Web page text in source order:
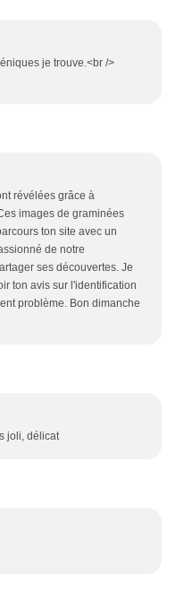
je trouve.<br />
révélées grâce à
images de graminées
ton site avec un
de notre
ses découvertes. Je
ton avis sur l'identification
problème. Bon dimanche
joli, délicat